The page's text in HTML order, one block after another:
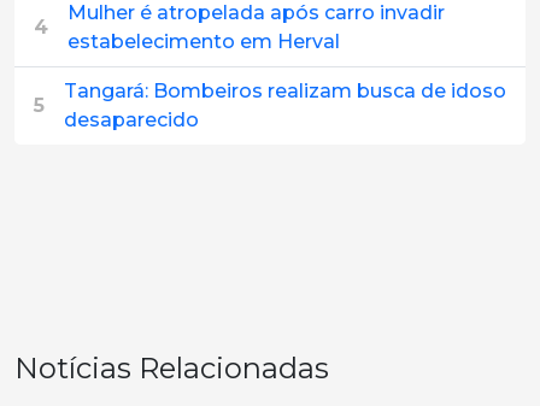
4
Mulher é atropelada após carro invadir
estabelecimento em Herval
5
Tangará: Bombeiros realizam busca de idoso
desaparecido
Notícias Relacionadas